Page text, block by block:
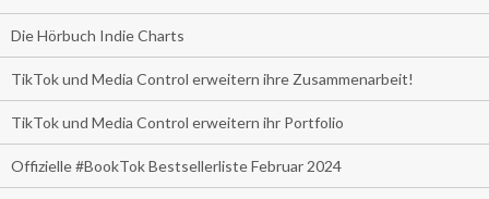
Die Hörbuch Indie Charts
TikTok und Media Control erweitern ihre Zusammenarbeit!
TikTok und Media Control erweitern ihr Portfolio
Offizielle #BookTok Bestsellerliste Februar 2024